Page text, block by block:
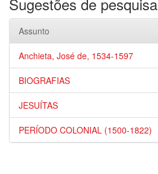
Assunto
Anchieta, José de, 1534-1597
BIOGRAFIAS
JESUÍTAS
PERÍODO COLONIAL (1500-1822)